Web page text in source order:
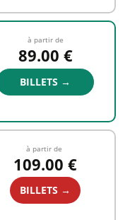
à partir de
89.00 €
BILLETS →
à partir de
109.00 €
BILLETS →